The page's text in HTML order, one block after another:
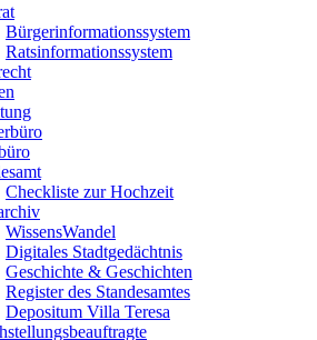
Bürgerinformationssystem
Ratsinformationssystem
Checkliste zur Hochzeit
WissensWandel
Digitales Stadtgedächtnis
Geschichte & Geschichten
Register des Standesamtes
Depositum Villa Teresa